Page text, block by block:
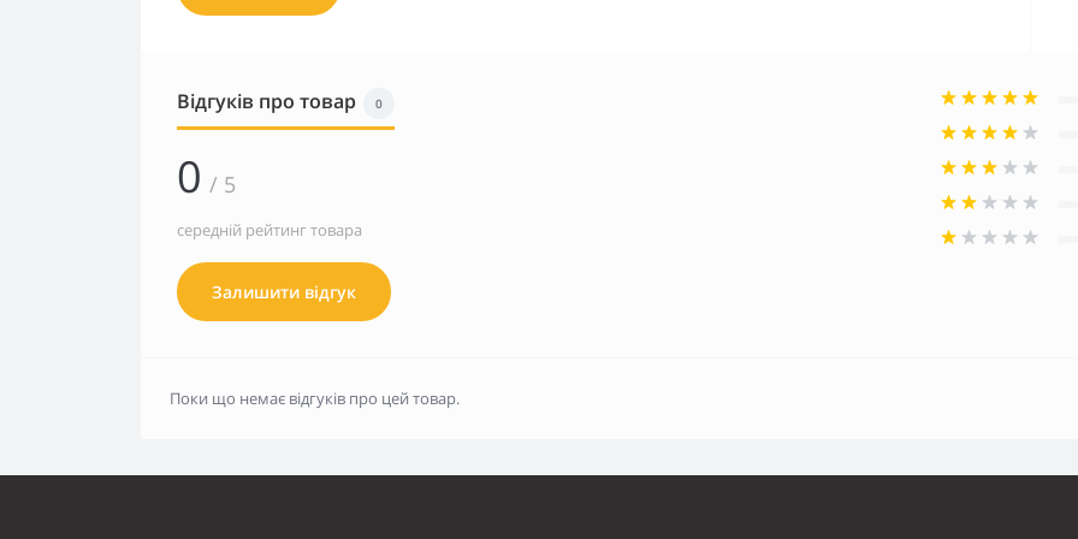
Відгуків про товар 0
0 / 5
середній рейтинг товара
Залишити відгук
Поки що немає відгуків про цей товар.